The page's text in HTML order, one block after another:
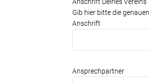
Gib hier bitte die
Anschrift
Ansprechpartner